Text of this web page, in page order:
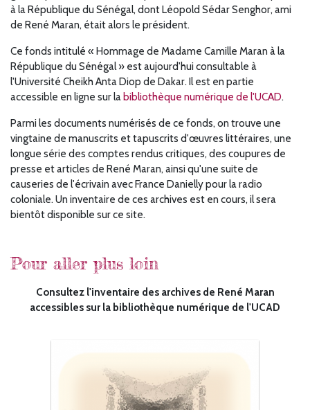
à la République du Sénégal, dont Léopold Sédar Senghor, ami
de René Maran, était alors le président.
Ce fonds intitulé « Hommage de Madame Camille Maran à la
République du Sénégal » est aujourd'huiconsultable à
l'Université Cheikh Anta Diop de Dakar. Il est en partie
accessible en ligne sur la bibliothèque numérique de l'UCAD.
Parmi les documents numérisés de ce fonds, on trouve une
vingtaine de manuscrits et tapuscrits d'œuvres littéraires, une
longue série des comptes rendus critiques, des coupures de
presse et articles de René Maran, ainsi qu'une suite de
causeries de l'écrivain avec France Danielly pour la radio
coloniale. Un inventaire de ces archives est en cours, il sera
bientôt disponible sur ce site.
Pour aller plus loin
Consultez l'inventaire des archives de René Maran
accessibles sur la bibliothèque numérique de l'UCAD